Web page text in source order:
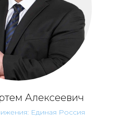
Алексеевич
Единая Россия